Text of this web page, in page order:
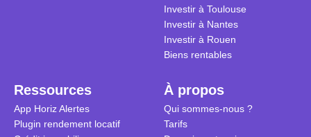
Investir à Toulouse
Investir à Nantes
Investir à Rouen
Biens rentables
Ressources
App Horiz Alertes
Plugin rendement locatif
À propos
Qui sommes-nous ?
Tarifs